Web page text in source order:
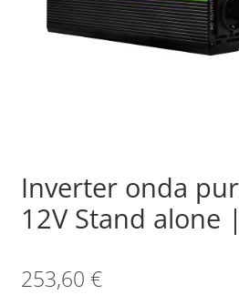
Sample Page
Inverter onda
12V Stand alone
253,60 €